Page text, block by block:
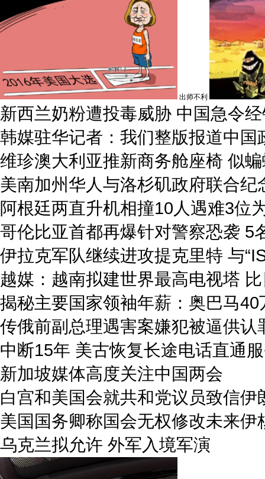
出师不利
新西兰奶粉遭投毒威胁 中国急令
韩媒驻华记者：我们整版报道中国
维珍澳大利亚推新商务舱座椅 似
美南加州华人与洛杉矶政府联合纪
阿根廷两直升机相撞10人遇难3位
哥伦比亚首都再爆针对警察恐袭 5
伊拉克军队继续进攻提克里特 与
越媒：越南拟建世界最高电视塔
揭秘主要国家领袖年薪：奥巴马40
传俄前副总理遇害案嫌犯被逼供认
中断15年 美古恢复长途电话直通
新加坡媒体高度关注中国两会
白宫和美国会就共和党议员致信伊
美国国务卿称国会无权修改未来伊
乌克兰拟允许 外军入境军演